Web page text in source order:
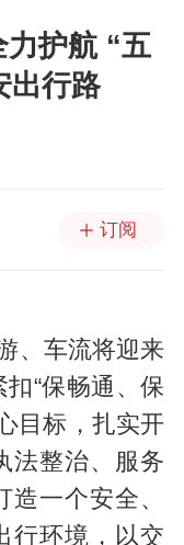
护航 “五
出行路
订阅
、车流将迎来
“保畅通、保
目标，扎实开
法整治、服务
一个安全、
行环境，以交